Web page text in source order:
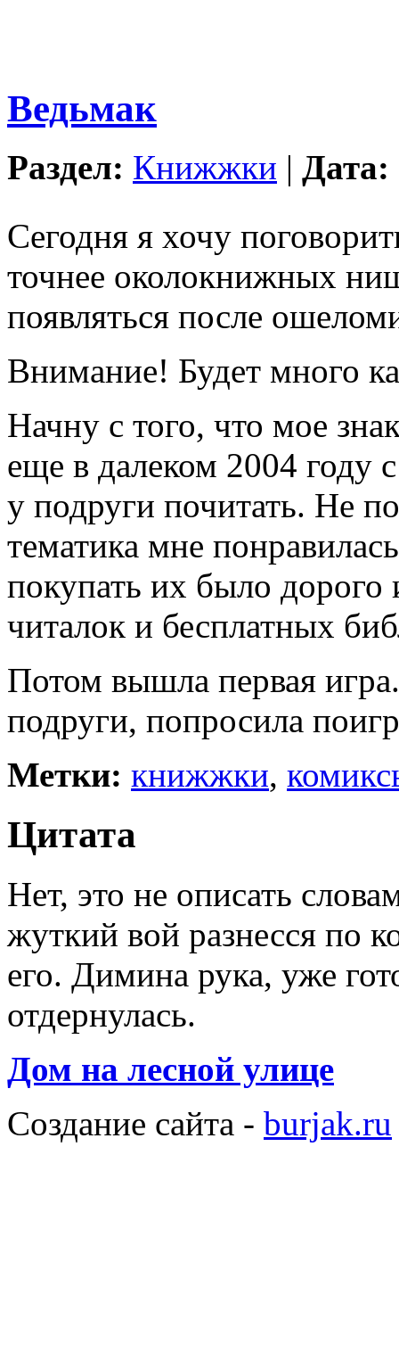
Ведьмак
Раздел: Книжжки | Дата:
Сегодня я хочу
точнее околокнижных
появляться после
Внимание! Будет много
Начну с того, что мое
еще в далеком 2004 году
у подруги почитать. Не
тематика мне
покупать их было
читалок и бесплатных
Потом вышла первая
подруги, попросила
Метки: книжжки,
Цитата
Нет, это не описать
жуткий вой разнесся по
его. Димина рука, уже
отдернулась.
Дом на лесной улице
Создание сайта - burjak.ru